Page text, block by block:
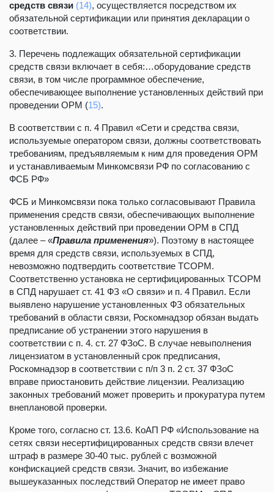
средств связи (14), осуществляется посредством их
обязательной сертификации или принятия декларации о
соответствии.
3. Перечень подлежащих обязательной сертификации
средств связи включает в себя:…оборудование средств
связи, в том числе программное обеспечение,
обеспечивающее выполнение установленных действий при
проведении ОРМ (15).
В соответствии с п. 4 Правил «Сети и средства связи,
используемые оператором связи, должны соответствовать
требованиям, предъявляемым к ним для проведения ОРМ
и устанавливаемым Минкомсвязи РФ по согласованию с
ФСБ РФ»
ФСБ и Минкомсвязи пока только согласовывают Правила
применения средств связи, обеспечивающих выполнение
установленных действий при проведении ОРМ в СПД
(далее – «Правила применения»). Поэтому в настоящее
время для средств связи, используемых в СПД,
невозможно подтвердить соответствие ТСОРМ.
Соответственно установка не сертифицированных ТСОРМ
в СПД нарушает ст. 41 ФЗ «О связи» и п. 4 Правил. Если
выявлено нарушение установленных ФЗ обязательных
требований в области связи, Роскомнадзор обязан выдать
предписание об устранении этого нарушения в
соответствии с п. 4. ст. 27 ФЗоС. В случае невыполнения
лицензиатом в установленный срок предписания,
Роскомнадзор в соответствии с п/п 3 п. 2 ст. 37 ФЗоС
вправе приостановить действие лицензии. Реализацию
законных требований может проверить и прокуратура путем
внеплановой проверки.
Кроме того, согласно ст. 13.6. КоАП РФ «Использование на
сетях связи несертифицированных средств связи влечет
штраф в размере 30-40 тыс. рублей с возможной
конфискацией средств связи. Значит, во избежание
вышеуказанных последствий Оператор не имеет право